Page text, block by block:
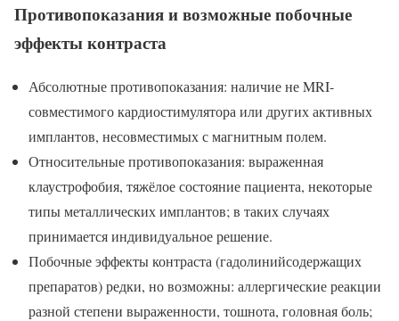
Противопоказания и возможные побочные
эффекты контраста
Абсолютные противопоказания: наличие не MRI-
совместимого кардиостимулятора или других активных
имплантов, несовместимых с магнитным полем.
Относительные противопоказания: выраженная
клаустрофобия, тяжёлое состояние пациента, некоторые
типы металлических имплантов; в таких случаях
принимается индивидуальное решение.
Побочные эффекты контраста (гадолинийсодержащих
препаратов) редки, но возможны: аллергические реакции
разной степени выраженности, тошнота, головная боль;